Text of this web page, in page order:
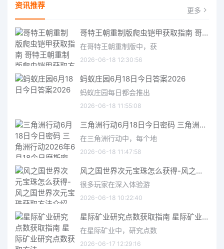
资讯推荐 更多
哥特王朝重制版爬虫铠甲获取指南 哥特王朝重制版爬虫铠甲获取方法
在哥特王朝重制版中，获
2026-06-18 12:30:56
蚂蚁庄园6月18日今日答案2026
蚂蚁庄园每日都会推出
2026-06-18 11:55:08
三角洲行动6月18日今日密码 三角洲行动2026年6月18今日摩斯密码分享
在三角洲行动中，每个地
2026-06-18 11:47:58
风之国世界次元宝珠怎么获得-风之国世界次元宝珠获取方法介绍
很多玩家在深入体验游
2026-06-18 10:22:40
星际矿业研究点数获取指南 星际矿业研究点数获取方法
在星际矿业中，研究点数
2026-06-17 12:29:16